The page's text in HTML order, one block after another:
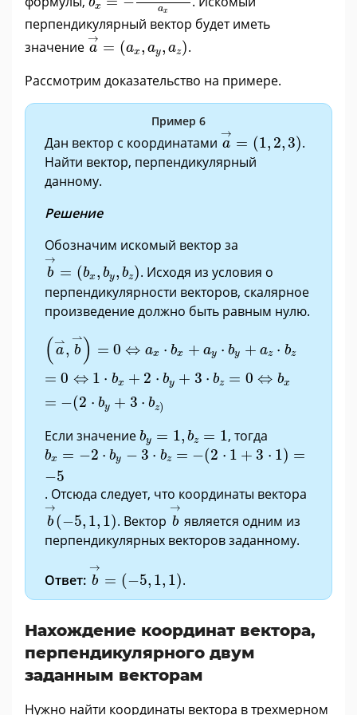
x ax
перпендикулярный вектор будет иметь
значение
→
a = (ax , ay, az)
a→=(ax, ay,az)
.
Рассмотрим доказательство на примере.
Пример 6
Дан вектор с координатами
→
a = (1, 2,3)
a→
.
Найти вектор, перпендикулярный
данному.
Решение
Обозначим искомый вектор за
→
b = (bx , by, bz)
b→=(bx,by,bz)
. Исходя из условия о
перпендикулярности векторов, скалярное
произведение должно быть равным нулю.
( ⇀
a,
⇀
b ) = 0 ⇔ ax ⋅ bx + ay ⋅ by + az ⋅ bz
= 0 ⇔ 1 ⋅ bx + 2 ⋅ by + 3 ⋅ bz = 0 ⇔ bx
= −(2 ⋅ by + 3 ⋅ bz)
a ,b⇀
Если значение by = 1, bz = 1
b 1, z , тогда
bx = −2 ⋅ by − 3 ⋅ bz = −(2 ⋅ 1 + 3 ⋅ 1) =
−5
bx=−2·b y−3·bz= −( 2·1+ 3·1)=−5
. Отсюда следует, что координаты вектора
→
b (−5, 1, 1)
b→(−5,1,1)
. Вектор
→
b
b→
является одним из
перпендикулярных векторов заданному.
Ответ:
→
b = (−5, 1, 1)
b→
.
Нахождение координат вектора,
перпендикулярного двум
заданным векторам
Нужно найти координаты вектора в трехмерном